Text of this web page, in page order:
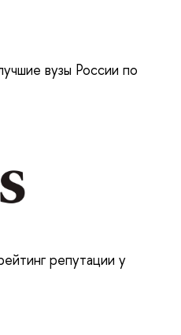
вузы России по
репутации у